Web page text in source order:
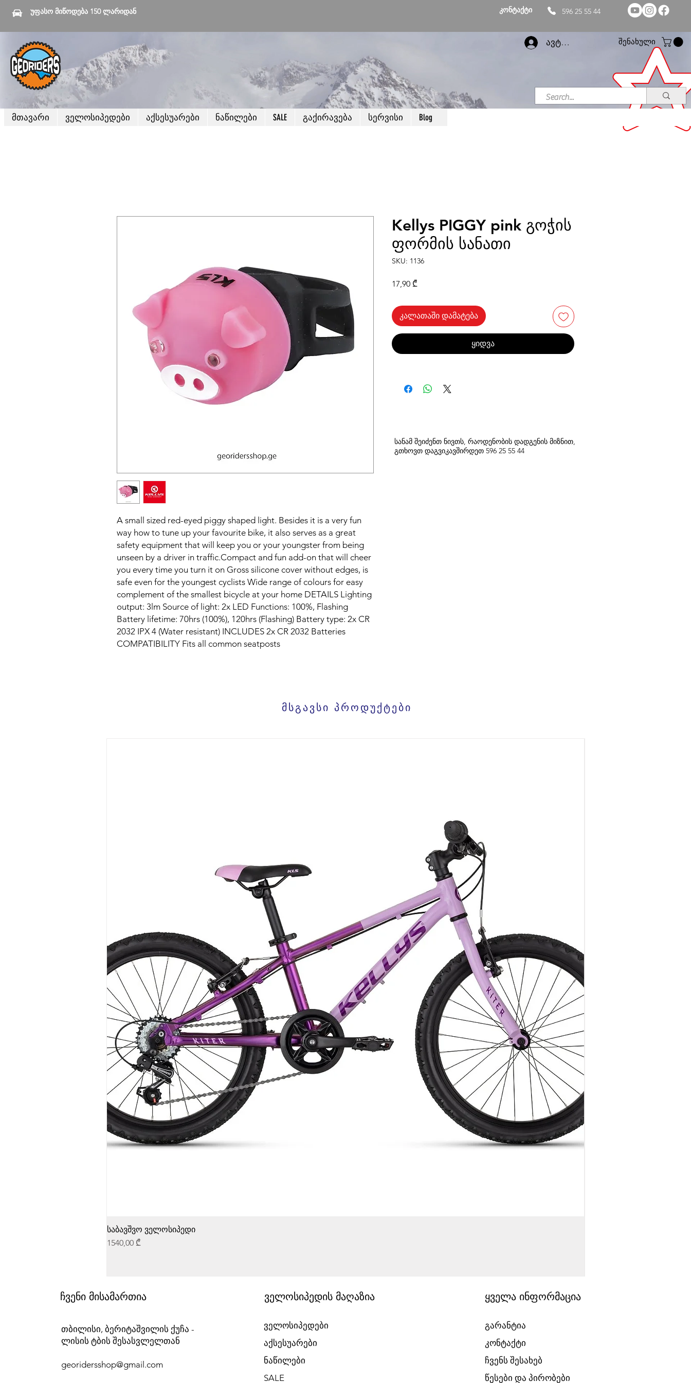
უფასო მიწოდება 150 ლარიდან კონტაქტი 596 25 55 44
ავტორიზაცია შენახული
მთავარი ველოსიპედები აქსესუარები ნაწილები SALE გაქირავება სერვისი Blog
A small sized red-eyed piggy shaped light. Besides it is a very fun
way how to tune up your favourite bike, it also serves as a great
safety equipment that will keep you or your youngster from being
unseen by a driver in traffic.Compact and fun add-on that will cheer
you every time you turn it on Gross silicone cover without edges, is
safe even for the youngest cyclists Wide range of colours for easy
complement of the smallest bicycle at your home DETAILS Lighting
output: 3lm Source of light: 2x LED Functions: 100%, Flashing
Battery lifetime: 70hrs (100%), 120hrs (Flashing) Battery type: 2x CR
2032 IPX 4 (Water resistant) INCLUDES 2x CR 2032 Batteries
COMPATIBILITY Fits all common seatposts
Kellys PIGGY pink გოჭის
ფორმის სანათი
SKU: 1136
17,90 ₾
კალათაში დამატება
ყიდვა
სანამ შეიძენთ ნივთს, რაოდენობის დადგენის მიზნით,
გთხოვთ დაგვიკავშირდეთ 596 25 55 44
მსგავსი პროდუქტები
საბავშვო ველოსიპედი
Price
1540,00 ₾
ჩვენი მისამართია
თბილისი, ბერიტაშვილის ქუჩა -
ლისის ტბის შესასვლელთან
georidersshop@gmail.com
ველოსიპედის მაღაზია
ველოსიპედები
აქსესუარები
ნაწილები
SALE
ყველა ინფორმაცია
გარანტია
კონტაქტი
ჩვენს შესახებ
წესები და პირობები